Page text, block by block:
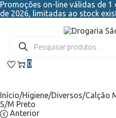
Promoções on-line válidas de 1
de 2026, limitadas ao stock
0
Início/Higiene/Diversos/Calção
S/M Preto
Anterior